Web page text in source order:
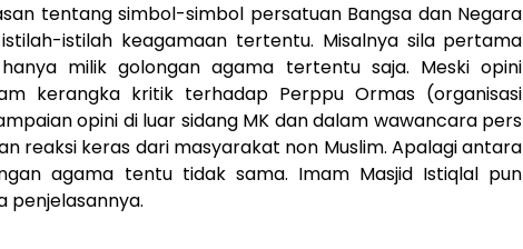
tentang simbol-simbol persatuan Bangsa dan Negara
istilah keagamaan tertentu. Misalnya sila pertama
milik golongan agama tertentu saja. Meski opini
kerangka kritik terhadap Perppu Ormas (organisasi
opini di luar sidang MK dan dalam wawancara pers
reaksi keras dari masyarakat non Muslim. Apalagi antara
agama tentu tidak sama. Imam Masjid Istiqlal pun
penjelasannya.